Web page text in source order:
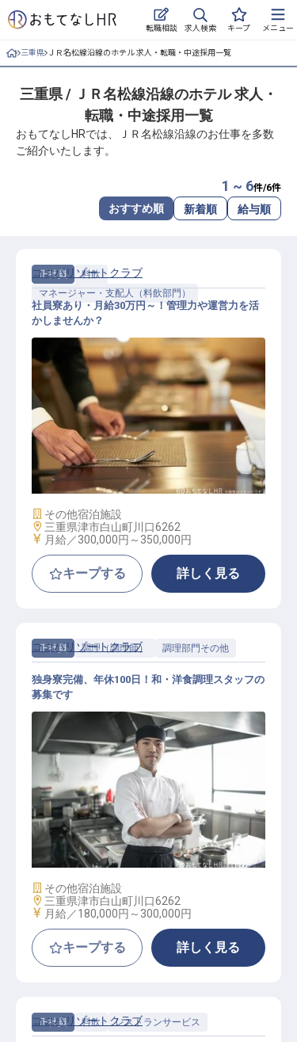
転職相談 求人検索 キープ メニュー
ログイン
求人・施設を探す
キープした求人
おもてなしHRについて
よくある質問
ホテル・宿泊業界情報コラム
無料 転職サポートに申し込む
採用をお考えの企業様へ
三重県 ＪＲ名松線沿線のホテル 求人・転職・中途採用一覧
三重県 / ＪＲ名松線沿線のホテル 求人・
転職・中途採用一覧
おもてなしHRでは、ＪＲ名松線沿線のお仕事を多数
ご紹介いたします。
1 ~ 6件/6件
おすすめ順 新着順 給与順
正社員
料飲
マネージャー・支配人（料飲部門）
レストランマネージャー
ココパリゾートクラブ
社員寮あり・月給30万円～！管理力や運営力を活
かしませんか？
施設業態
その他宿泊施設
勤務地
三重県津市白山町川口6262
給与
月給／300,000円～ 350,000円
キープする 詳しく見る
正社員 調理（調理師） 調理部門その他
調理部門その他 / 正社員
ココパリゾートクラブ
独身寮完備、年休100日！和・洋食調理スタッフの
募集です
施設業態
その他宿泊施設
勤務地
三重県津市白山町川口6262
給与
月給／180,000円～ 300,000円
キープする 詳しく見る
正社員 料飲 レストランサービス
ココパリゾートクラブ